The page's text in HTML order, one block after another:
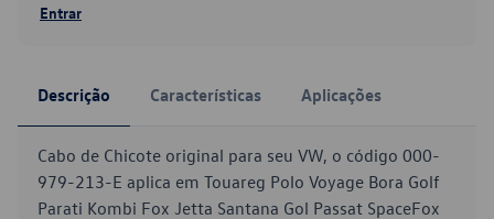
Entrar
Descrição Características Aplicações
Cabo de Chicote original para seu VW, o código 000-
979-213-E aplica em Touareg Polo Voyage Bora Golf
Parati Kombi Fox Jetta Santana Gol Passat SpaceFox